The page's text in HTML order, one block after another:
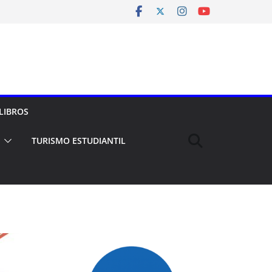
TURISMO ESTUDIANTIL